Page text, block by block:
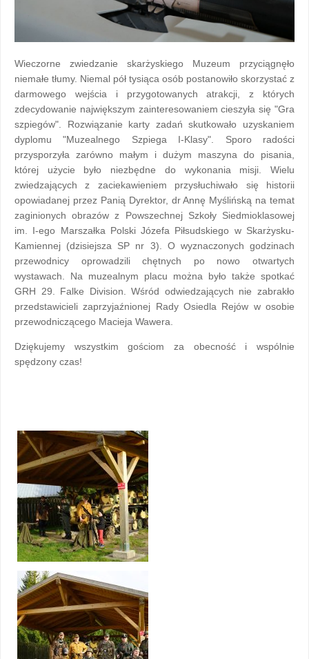
Wieczorne zwiedzanie skarżyskiego Muzeum przyciągnęło
niemałe tłumy. Niemal pół tysiąca osób postanowiło skorzystać z
darmowego wejścia i przygotowanych atrakcji, z których
zdecydowanie największym zainteresowaniem cieszyła się "Gra
szpiegów". Rozwiązanie karty zadań skutkowało uzyskaniem
dyplomu "Muzealnego Szpiega I-Klasy". Sporo radości
przysporzyła zarówno małym i dużym maszyna do pisania,
której użycie było niezbędne do wykonania misji. Wielu
zwiedzających z zaciekawieniem przysłuchiwało się historii
opowiadanej przez Panią Dyrektor, dr Annę Myślińską na temat
zaginionych obrazów z Powszechnej Szkoły Siedmioklasowej
im. I-ego Marszałka Polski Józefa Piłsudskiego w Skarżysku-
Kamiennej (dzisiejsza SP nr 3). O wyznaczonych godzinach
przewodnicy oprowadzili chętnych po nowo otwartych
wystawach. Na muzealnym placu można było także spotkać
GRH 29. Falke Division. Wśród odwiedzających nie zabrakło
przedstawicieli zaprzyjaźnionej Rady Osiedla Rejów w osobie
przewodniczącego Macieja Wawera.
Dziękujemy wszystkim gościom za obecność i wspólnie
spędzony czas!